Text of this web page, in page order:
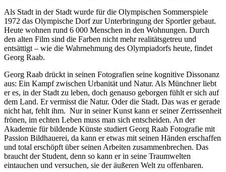
Als Stadt in der Stadt wurde für die Olympischen Sommerspiele
1972 das Olympische Dorf zur Unterbringung der Sportler gebaut.
Heute wohnen rund 6 000 Menschen in den Wohnungen. Durch
den alten Film sind die Farben nicht mehr realitätsgetreu und
entsättigt – wie die Wahrnehmung des Olympiadorfs heute, findet
Georg Raab.
Georg Raab drückt in seinen Fotografien seine kognitive Dissonanz
aus: Ein Kampf zwischen Urbanität und Natur. Als Münchner liebt
er es, in der Stadt zu leben, doch genauso geborgen fühlt er sich auf
dem Land. Er vermisst die Natur. Oder die Stadt. Das was er gerade
nicht hat, fehlt ihm. Nur in seiner Kunst kann er seiner Zerrissenheit
frönen, im echten Leben muss man sich entscheiden. An der
Akademie für bildende Künste studiert Georg Raab Fotografie mit
Passion Bildhauerei, da kann er etwas mit seinen Händen erschaffen
und total erschöpft über seinen Arbeiten zusammenbrechen. Das
braucht der Student, denn so kann er in seine Traumwelten
eintauchen und versuchen, sie der äußeren Welt zu offenbaren.